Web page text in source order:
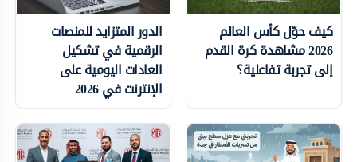
كيف حوّل كأس العالم
2026 مشاهدة كرة القدم
إلى تجربة تفاعلية؟
الدور المتزايد للمنصات
الرقمية في تشكيل
العادات اليومية على
الإنترنت في 2026